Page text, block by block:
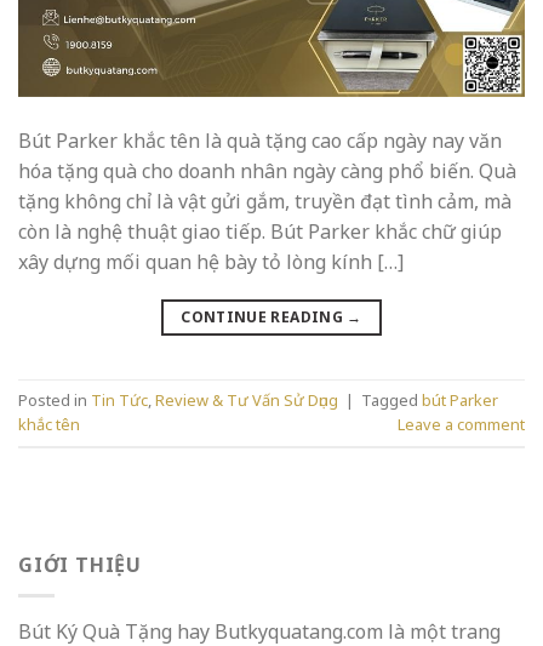
Bút Parker khắc tên là quà tặng cao cấp ngày nay văn
hóa tặng quà cho doanh nhân ngày càng phổ biến. Quà
tặng không chỉ là vật gửi gắm, truyền đạt tình cảm, mà
còn là nghệ thuật giao tiếp. Bút Parker khắc chữ giúp
xây dựng mối quan hệ bày tỏ lòng kính […]
CONTINUE READING →
Posted in Tin Tức,Review & Tư Vấn Sử Dụng | Tagged bút Parker
khắc tên
Leave a comment
GIỚI THIỆU
Bút Ký Quà Tặng hay Butkyquatang.com là một trang